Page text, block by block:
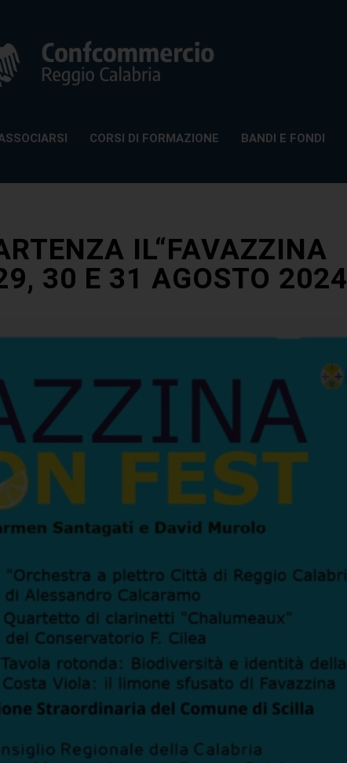
CORSI DI FORMAZIONE BANDI E FONDI
IL“FAVAZZINA
30 E 31 AGOSTO 2024